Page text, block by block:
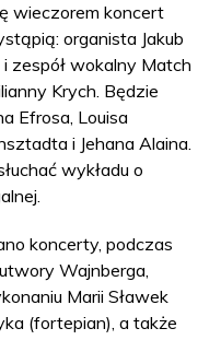
wieczorem koncert
organista Jakub
zespół wokalny Match
Krych. Będzie
Efrosa, Louisa
i Jehana Alaina.
wykładu o
koncerty, podczas
Wajnberga,
Marii Sławek
(fortepian), a także